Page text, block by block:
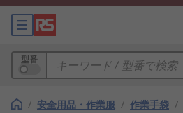
型番
/ 安全用品・作業服 / 作業手袋 /